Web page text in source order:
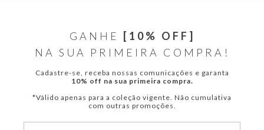
GANHE
[10% OFF]
NA SUA PRIMEIRA COMPRA!
Cadastre-se, receba nossas comunicações e garanta
10% off na sua primeira compra.
*Válido apenas para a coleção vigente. Não cumulativa
com outras promoções.